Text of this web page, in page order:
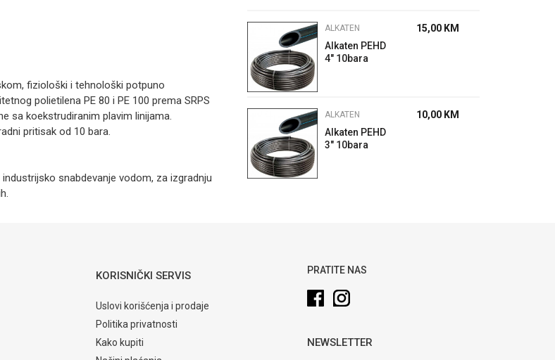
fiziološki i tehnološki potpuno
polietilena PE 80 i PE 100 prema SRPS
sa koekstrudiranim plavim linijama.
pritisak od 10 bara.
snabdevanje vodom, za izgradnju
ALKATEN
Alkaten PEHD
ALKATEN
Alkaten PEHD
4" 10bara
15,00 KM
ALKATEN
Alkaten PEHD
3" 10bara
10,00 KM
KORISNIČKI SERVIS
Uslovi korišćenja i prodaje
Politika privatnosti
Kako kupiti
PRATITE NAS
NEWSLETTER